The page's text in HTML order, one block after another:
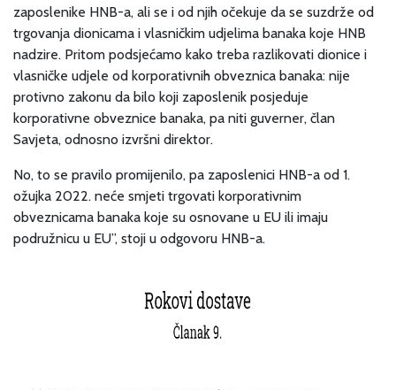
zaposlenike HNB-a, ali se i od njih očekuje da se suzdrže od
trgovanja dionicama i vlasničkim udjelima banaka koje HNB
nadzire. Pritom podsjećamo kako treba razlikovati dionice i
vlasničke udjele od korporativnih obveznica banaka: nije
protivno zakonu da bilo koji zaposlenik posjeduje
korporativne obveznice banaka, pa niti guverner, član
Savjeta, odnosno izvršni direktor.
No, to se pravilo promijenilo, pa zaposlenici HNB-a od 1.
ožujka 2022. neće smjeti trgovati korporativnim
obveznicama banaka koje su osnovane u EU ili imaju
podružnicu u EU”, stoji u odgovoru HNB-a.